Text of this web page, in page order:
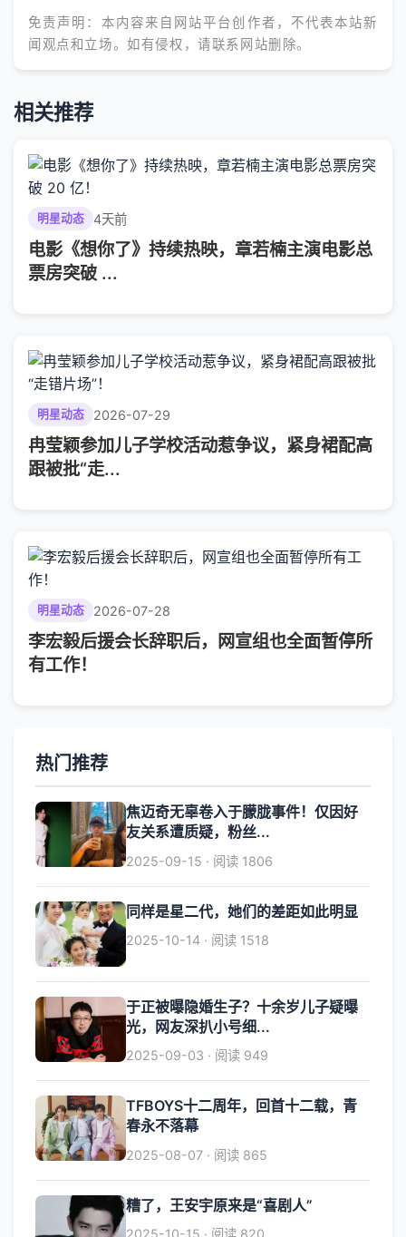
免责声明：本内容来自网站平台创作者，不代表本站新
闻观点和立场。如有侵权，请联系网站删除。
相关推荐
明星动态 4天前
电影《想你了》持续热映，章若楠主演电影总
票房突破 ...
明星动态 2026-07-29
冉莹颖参加儿子学校活动惹争议，紧身裙配高
跟被批“走...
明星动态 2026-07-28
李宏毅后援会长辞职后，网宣组也全面暂停所
有工作！
热门推荐
焦迈奇无辜卷入于朦胧事件！仅因好
友关系遭质疑，粉丝...
2025-09-15 · 阅读 1806
同样是星二代，她们的差距如此明显
2025-10-14 · 阅读 1518
于正被曝隐婚生子？十余岁儿子疑曝
光，网友深扒小号细...
2025-09-03 · 阅读 949
TFBOYS十二周年，回首十二载，青
春永不落幕
2025-08-07 · 阅读 865
糟了，王安宇原来是“喜剧人”